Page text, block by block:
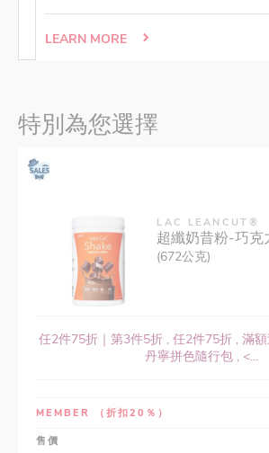
LEARN MORE
特別為您選擇
LAC LEANCUT®
超纖奶昔粉-巧克
(672公克)
任2件75折｜第3件5折 , 任2件75折 , 滿
丹寧拼色隨行包 , <...
MEMBER （折扣20％）
售價